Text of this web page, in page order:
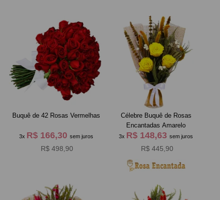
Buquê de 42 Rosas Vermelhas
3x R$ 166,30 sem juros
R$ 498,90
Célebre Buquê de Rosas
Encantadas Amarelo
3x R$ 148,63sem juros
R$ 445,90